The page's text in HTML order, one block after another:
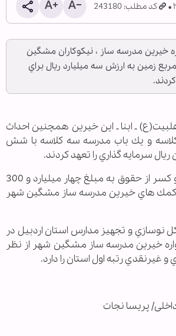
کد مطلب: 243180
خيرين مدرسه ساز ، نيكوكاران مشگين
زمين به ارزش سه ميليارد ريال براي
به گزارش خبرگزاری اهل‎بيت(ع) ـ ابنا ـ اين خيرين همچنين احداث
و يك باب مدرسه سه كلاسه با شش
پرداخت نقدي وجوه و كسر از حقوق به مبلغ چهار ميليارد و 300
كمك هاي خيرين مدرسه ساز مشگين شهر
نوسازي و تجهيز مدارس استان اردبيل در
خيرين مدرسه ساز مشگين شهر از نظر
غيرنقدي رتبه اول استان را دارد.
پریسا نجات